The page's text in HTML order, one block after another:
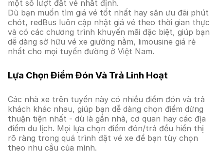
một số lượt đặt vé nhất định.
Dù bạn muốn tìm giá vé tốt nhất hay săn ưu đãi phút
chót, redBus luôn cập nhật giá vé theo thời gian thực
và có các chương trình khuyến mãi đặc biệt, giúp bạn
dễ dàng sở hữu vé xe giường nằm, limousine giá rẻ
nhất cho mọi tuyến đường ở Việt Nam.
Lựa Chọn Điểm Đón Và Trả Linh Hoạt
Các nhà xe trên tuyến này có nhiều điểm đón và trả
khách khác nhau, giúp bạn dễ dàng chọn điểm dừng
thuận tiện nhất - dù là gần nhà, cơ quan hay các địa
điểm du lịch. Mọi lựa chọn điểm đón/trả đều hiển thị
rõ ràng trong quá trình đặt vé xe để bạn tùy chọn
theo nhu cầu của mình.